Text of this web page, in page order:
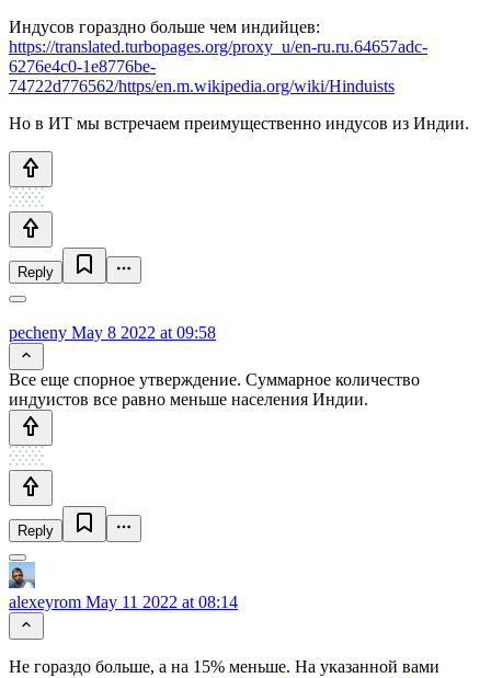
Индусов гораздно больше чем индийцев:
https://translated.turbopages.org/proxy_u/en-ru.ru.64657adc-
6276e4c0-1e8776be-
74722d776562/https/en.m.wikipedia.org/wiki/Hinduists
Но в ИТ мы встречаем преимущественно индусов из Индии.
Reply
pecheny May 8 2022 at 09:58
Все еще спорное утверждение. Суммарное количество
индуистов все равно меньше населения Индии.
Reply
alexeyrom May 11 2022 at 08:14
Не гораздо больше, а на 15% меньше. На указанной вами